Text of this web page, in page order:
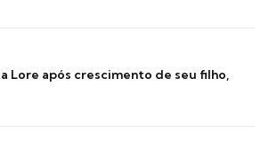
Lore após crescimento de seu filho,